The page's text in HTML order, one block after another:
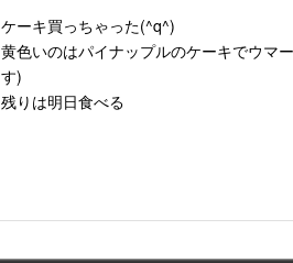
ケーキ買っちゃった(^q^)
黄色いのはパイナップルのケーキでウマ
す)
残りは明日食べる